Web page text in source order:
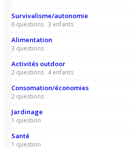
Survivalisme/autonomie
6 questions 3 enfants
Alimentation
3 questions
Activités outdoor
2 questions 4 enfants
Consomation/économies
2 questions
Jardinage
1 question
Santé
1 question